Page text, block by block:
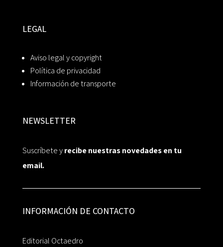
LEGAL
Aviso legal y copyright
Política de privacidad
Información de transporte
NEWSLETTER
Suscríbete yrecibe nuestras novedades en tu
email.
INFORMACIÓN DE CONTACTO
Editorial Octaedro